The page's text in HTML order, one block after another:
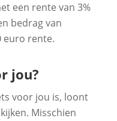
een rente van 3%
bedrag van
euro rente.
jou?
voor jou is, loont
Misschien